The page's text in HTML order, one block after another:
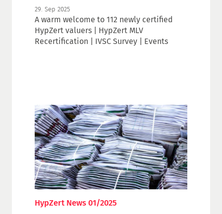
29. Sep 2025
A warm welcome to 112 newly certified
HypZert valuers | HypZert MLV
Recertification | IVSC Survey | Events
HypZert News 01/2025